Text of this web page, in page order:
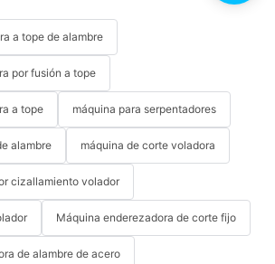
a tope de alambre
por fusión a tope
a tope máquina para serpentadores
alambre máquina de corte voladora
cizallamiento volador
Máquina enderezadora de corte fijo
de alambre de acero